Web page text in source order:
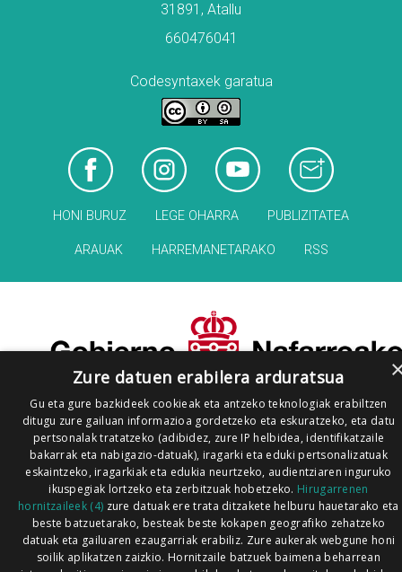
31891, Atallu
660476041
Codesyntaxek garatua
HONI BURUZ LEGE OHARRA PUBLIZITATEA
ARAUAK HARREMANETARAKO RSS
Zure datuen erabilera arduratsua
Gu eta gure bazkideek cookieak eta antzeko teknologiak erabiltzen
ditugu zure gailuan informazioa gordetzeko eta eskuratzeko, eta datu
pertsonalak tratatzeko (adibidez, zure IP helbidea, identifikatzaile
bakarrak eta nabigazio-datuak), iragarki eta eduki pertsonalizatuak
eskaintzeko, iragarkiak eta edukia neurtzeko, audientziaren inguruko
ikuspegiak lortzeko eta zerbitzuak hobetzeko. Hirugarrenen
hornitzaileek (4) zure datuak ere trata ditzakete helburu hauetarako eta
beste batzuetarako, besteak beste kokapen geografiko zehatzeko
datuak eta gailuaren ezaugarriak erabiliz. Zure aukerak webgune honi
soilik aplikatzen zaizkio. Hornitzaile batzuek baimena beharrean